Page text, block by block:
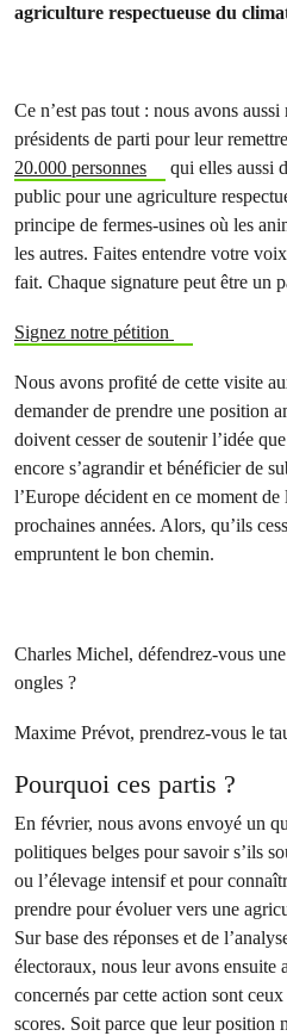
agriculture respectueuse du
Ce n’est pas tout : nous avons
présidents de parti pour leur
20.000 personnes
qui elles aussi
public pour une agriculture
principe de fermes-usines où les
les autres. Faites entendre votre
fait. Chaque signature peut être un
Signez notre pétition
Nous avons profité de cette visite
demander de prendre une position
doivent cesser de soutenir l’idée
encore s’agrandir et bénéficier de
l’Europe décident en ce moment
prochaines années. Alors, qu’ils
empruntent le bon chemin.
Charles Michel, défendrez-vous
ongles ?
Maxime Prévot, prendrez-vous le
Pourquoi ces partis ?
En février, nous avons envoyé un
politiques belges pour savoir s’ils
ou l’élevage intensif et pour
prendre pour évoluer vers une
Sur base des réponses et de
électoraux, nous leur avons ensuite
concernés par cette action sont
scores. Soit parce que leur position